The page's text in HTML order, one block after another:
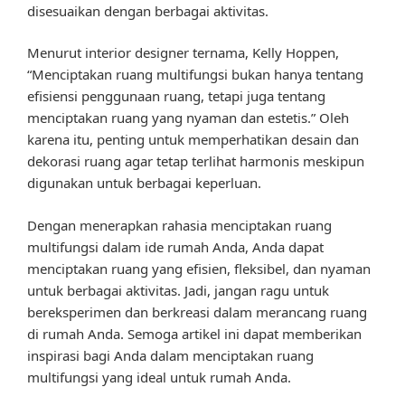
disesuaikan dengan berbagai aktivitas.
Menurut interior designer ternama, Kelly Hoppen,
“Menciptakan ruang multifungsi bukan hanya tentang
efisiensi penggunaan ruang, tetapi juga tentang
menciptakan ruang yang nyaman dan estetis.” Oleh
karena itu, penting untuk memperhatikan desain dan
dekorasi ruang agar tetap terlihat harmonis meskipun
digunakan untuk berbagai keperluan.
Dengan menerapkan rahasia menciptakan ruang
multifungsi dalam ide rumah Anda, Anda dapat
menciptakan ruang yang efisien, fleksibel, dan nyaman
untuk berbagai aktivitas. Jadi, jangan ragu untuk
bereksperimen dan berkreasi dalam merancang ruang
di rumah Anda. Semoga artikel ini dapat memberikan
inspirasi bagi Anda dalam menciptakan ruang
multifungsi yang ideal untuk rumah Anda.